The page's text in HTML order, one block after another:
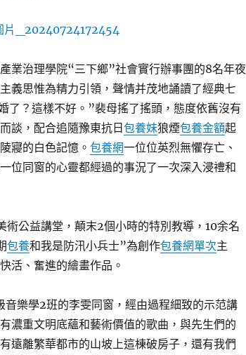
業治理學院“三下鄉”社會實行辦事團的8名年夜
義思惟為精力引領，聲情并茂地誦讀了經典七
了？這樣不好。”裴母搖了搖頭，態度依舊沒有
談，配合追隨豫東抗日包養妹狼煙包養金額起
寢的白色記憶。包養網一位位英烈無懼存亡、
位同窗的心靈都經過的事況了一次深入浸禮和
術公益講堂，顛末2個小時的特別教導，10余名
包養和我是防汛小兵士”為創作包養網單次主
活、奮進的繪畫作品。
樂學2班的李雯同窗，經由過程細致的示范講
濃重文明底蘊和藝術價值的歌曲，與先生們的
遠離繁華都市的山坡上這棟破房子，還有我們